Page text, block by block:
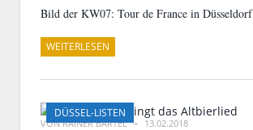
Bild der KW07: Tour de France in Düsseldorf
WEITERLESEN
DÜSSEL-LISTEN
VONRAINER BARTEL 13.02.2018